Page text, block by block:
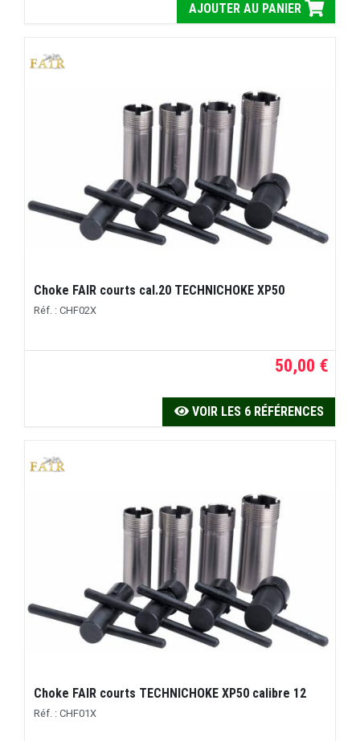
AJOUTER AU PANIER
Choke FAIR courts cal.20 TECHNICHOKE XP50
Réf. : CHF02X
50,00 €
VOIR LES 6 RÉFÉRENCES
Choke FAIR courts TECHNICHOKE XP50 calibre 12
Réf. : CHF01X